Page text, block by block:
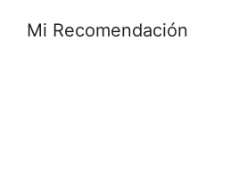
Mi Recomendación